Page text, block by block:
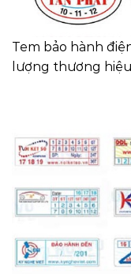
Tem bảo hành
lượng thương hiệu